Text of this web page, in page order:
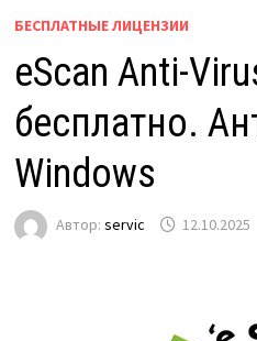
БЕСПЛАТНЫЕ ЛИЦЕНЗИИ
eScan Anti-
бесплатно.
Windows
Автор: servic 12.10.2025